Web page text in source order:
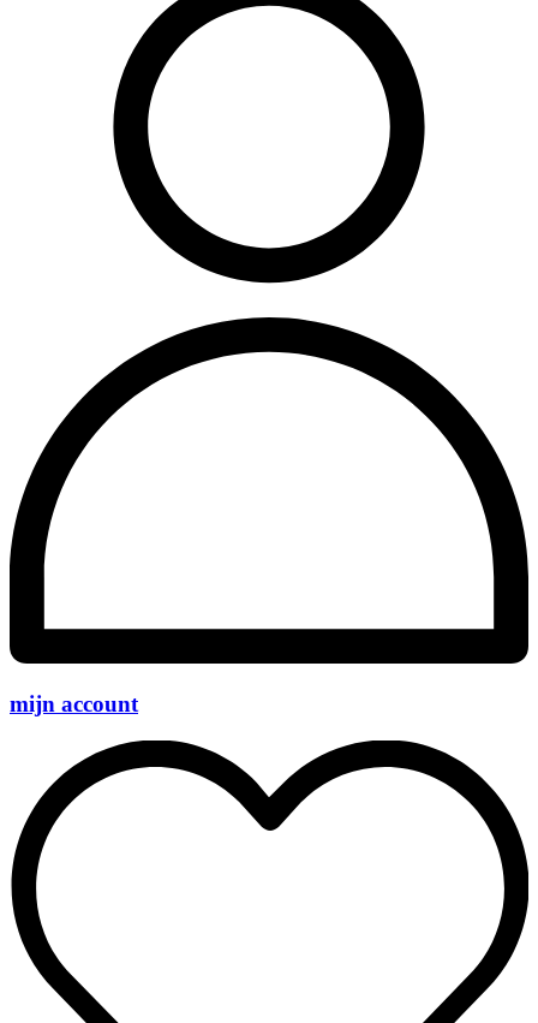
mijn account